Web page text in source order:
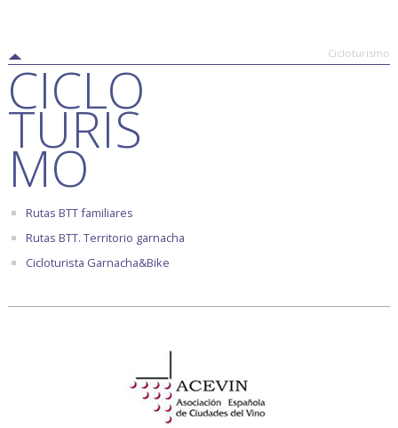
Cicloturismo
CICLO
TURIS
MO
Rutas BTT familiares
Rutas BTT. Territorio garnacha
Cicloturista Garnacha&Bike